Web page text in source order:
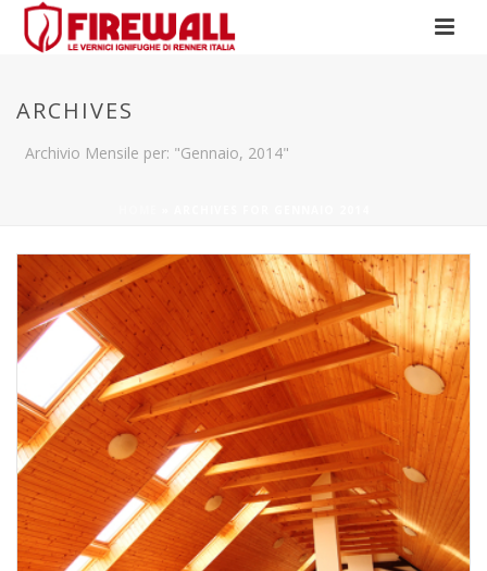
ARCHIVES
Archivio Mensile per: "Gennaio, 2014"